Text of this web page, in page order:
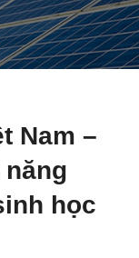
Nam –
học